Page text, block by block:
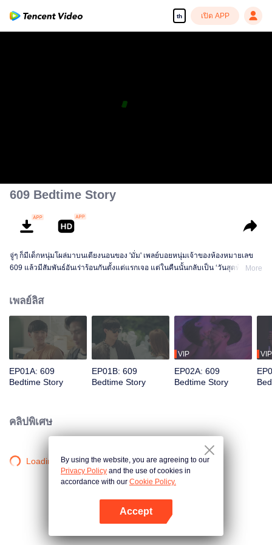
th เปิด APP
609 Bedtime Story
จู่ๆ ก็มีเด็กหนุ่มโผล่มาบนเตียงนอนของ 'มั่ม' เพลย์บอยหนุ่มเจ้าของห้องหมายเลข
609 แล้วมีสัมพันธ์อันเร่าร้อนกันตั้งแต่แรกเจอ แต่ในคืนนั้นกลับเป็น ‘วันสุดท้าย’
‘เวลาเดิม’ นั้นด้วย แต่นั่นกลับยิ่งทำให้เขาคิดถึงเด็กหนุ่มในฝันมากขึ้น เขาจึงเค้น
สมองและเชื่อมโยงเหตุการณ์ต่างๆ จนในที่สุดก็ได้เจอกับ 'ดิว' เด็กหนุ่มผู้แบกรับ
ความคาดหวังของครอบครัว และค้นหาความจริงว่าใครคือคนที่ฆ่าดิวในคืนนั้น!
More
เพลย์ลิส
EP01A: 609
Bedtime Story
EP01B: 609
Bedtime Story
VIP
EP02A: 609
Bedtime Story
VIP
คลิปพิเศษ
Loading…By using the website, you are agreeing to our
Privacy Policy and the use of cookies in
accordance with our Cookie Policy.
Accept